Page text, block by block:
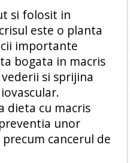
si folosit in
este o planta
importante
bogata in macris
si sprijina
dieta cu macris
unor
cancerul de